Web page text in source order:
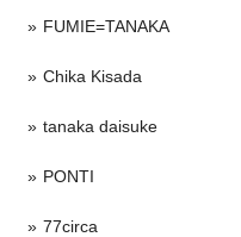
FUMIE=TANAKA
Chika Kisada
tanaka daisuke
PONTI
77circa